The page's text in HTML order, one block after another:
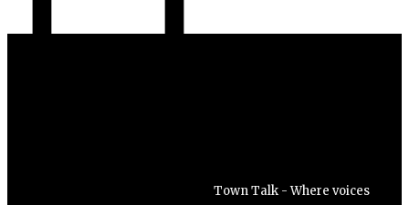
Town Talk - Where voices